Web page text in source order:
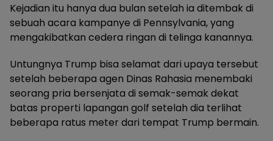
Kejadian itu hanya dua bulan setelah ia ditembak di
sebuah acara kampanye di Pennsylvania, yang
mengakibatkan cedera ringan di telinga kanannya.
Untungnya Trump bisa selamat dari upaya tersebut
setelah beberapa agen Dinas Rahasia menembaki
seorang pria bersenjata di semak-semak dekat
batas properti lapangan golf setelah dia terlihat
beberapa ratus meter dari tempat Trump bermain.